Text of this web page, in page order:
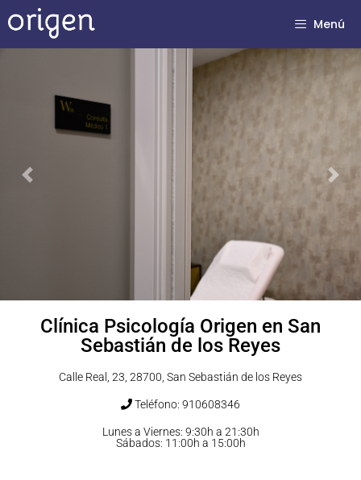
Menú
Previous Next
Clínica Psicología Origen en San
Sebastián de los Reyes
Calle Real, 23, 28700, San Sebastián de los Reyes
Teléfono: 910608346
Lunes a Viernes: 9:30h a 21:30h
Sábados: 11:00h a 15:00h